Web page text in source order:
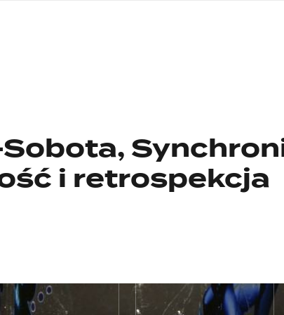
i retrospekcja